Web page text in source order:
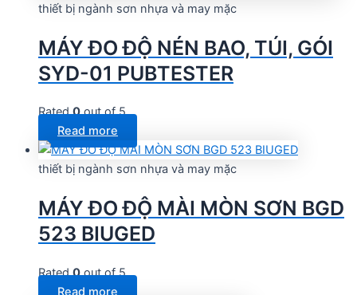
thiết bị ngành sơn nhựa và may mặc
MÁY ĐO ĐỘ NÉN BAO, TÚI, GÓI
SYD-01 PUBTESTER
Rated0out of 5
Read more
thiết bị ngành sơn nhựa và may mặc
MÁY ĐO ĐỘ MÀI MÒN SƠN BGD
523 BIUGED
Rated0out of 5
Read more